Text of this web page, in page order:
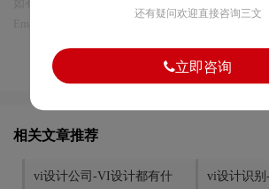
发
相关文章推荐
vi设计公司-VI设计都有什
vi设计识
还有疑问欢迎直接咨询三文
立即咨询